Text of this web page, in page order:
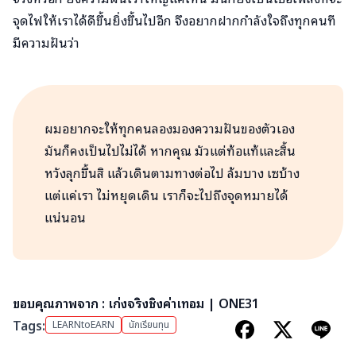
จุดไฟให้เราได้ดีขึ้นยิ่งขึ้นไปอีก จึงอยากฝากกำลังใจถึงทุกคนที
มีความฝันว่า
ผมอยากจะให้ทุกคนลองมองความฝันของตัวเอง
มันก็คงเป็นไปไม่ได้ หากคุณ มัวแต่ท้อแท้และสิ้น
หวังลุกขึ้นสิ แล้วเดินตามทางต่อไป ล้มบาง เซบ้าง
แต่แค่เรา ไม่หยุดเดิน เราก็จะไปถึงจุดหมายได้
แน่นอน
ขอบคุณภาพจาก : เก่งจริงชิงค่าเทอม | ONE31
Tags: LEARNtoEARN นักเรียนทุน